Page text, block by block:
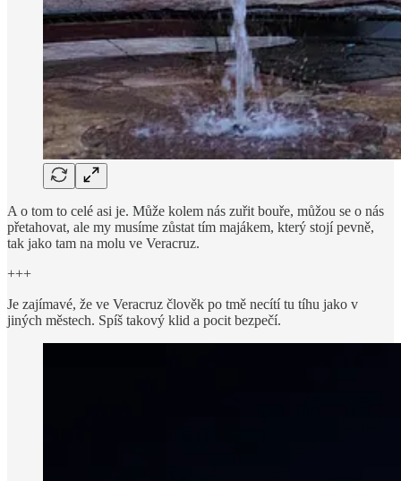
A o tom to celé asi je. Může kolem nás zuřit bouře, můžou se o nás
přetahovat, ale my musíme zůstat tím majákem, který stojí pevně,
tak jako tam na molu ve Veracruz.
+++
Je zajímavé, že ve Veracruz člověk po tmě necítí tu tíhu jako v
jiných městech. Spíš takový klid a pocit bezpečí.